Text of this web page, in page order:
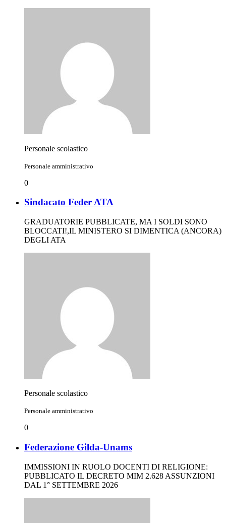
Personale scolastico
Personale amministrativo
0
Sindacato Feder ATA
GRADUATORIE PUBBLICATE, MA I SOLDI SONO
BLOCCATI!,IL MINISTERO SI DIMENTICA (ANCORA)
DEGLI ATA
Personale scolastico
Personale amministrativo
0
Federazione Gilda-Unams
IMMISSIONI IN RUOLO DOCENTI DI RELIGIONE:
PUBBLICATO IL DECRETO MIM 2.628 ASSUNZIONI
DAL 1° SETTEMBRE 2026